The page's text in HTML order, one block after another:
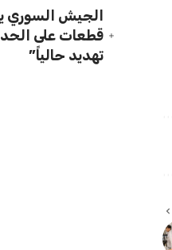
الجيش السوري
قطعات على
تهديد حالياً”